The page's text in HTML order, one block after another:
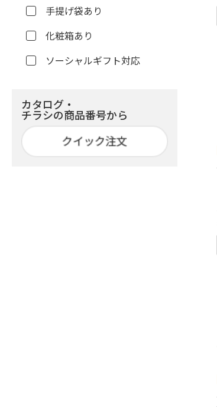
手提げ袋あり
化粧箱あり
ソーシャルギフト対応
カタログ・
チラシの商品番号から